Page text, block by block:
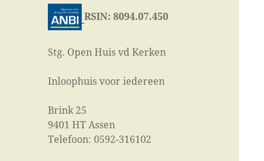
RSIN: 8094.07.450
Stg. Open Huis vd Kerken
Inloophuis voor iedereen
Brink 25
9401 HT Assen
Telefoon: 0592-316102